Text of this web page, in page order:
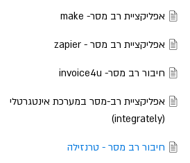
אפליקציית רב מסר- make
אפליקציית רב מסר - zapier
חיבור רב מסר- invoice4u
אפליקציית רב-מסר במערכת אינטגרטלי
(integrately)
חיבור רב מסר - טרנזילה